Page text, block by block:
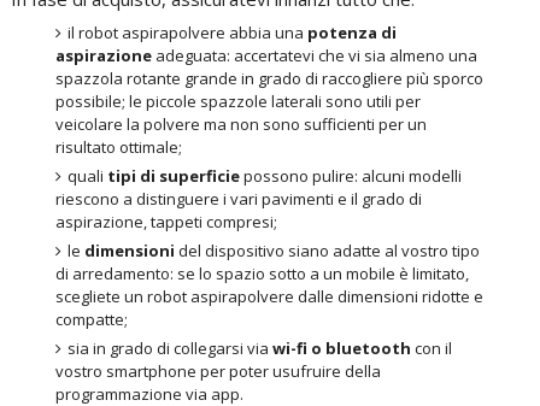
il robot aspirapolvere abbia una potenza di
aspirazione adeguata: accertatevi che vi sia almeno una
spazzola rotante grande in grado di raccogliere più sporco
possibile; le piccole spazzole laterali sono utili per
veicolare la polvere ma non sono sufficienti per un
risultato ottimale;
quali tipi di superficiepossono pulire: alcuni modelli
riescono a distinguere i vari pavimenti e il grado di
aspirazione, tappeti compresi;
le dimensioni del dispositivo siano adatte al vostro tipo
di arredamento: se lo spazio sotto a un mobile è limitato,
scegliete un robot aspirapolvere dalle dimensioni ridotte e
compatte;
sia in grado di collegarsi viawi-fi o bluetooth con il
vostro smartphone per poter usufruire della
programmazione via app.